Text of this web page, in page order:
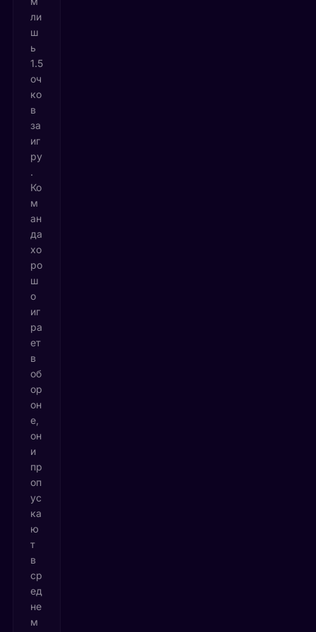
ли
ш
ь
1.5
оч
ко
в
за
иг
ру
.
Ко
м
ан
да
хо
ро
ш
о
иг
ра
ет
в
об
ор
он
е,
он
и
пр
оп
ус
ка
ю
т
в
ср
ед
не
м